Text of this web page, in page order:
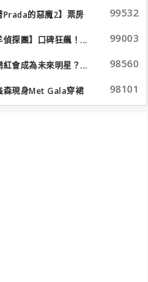
Prada的惡魔2】票房
99532
偵探團】口碑狂飆！... 99003
紅會成為未來明星？... 98560
森現身Met Gala穿裙
98101